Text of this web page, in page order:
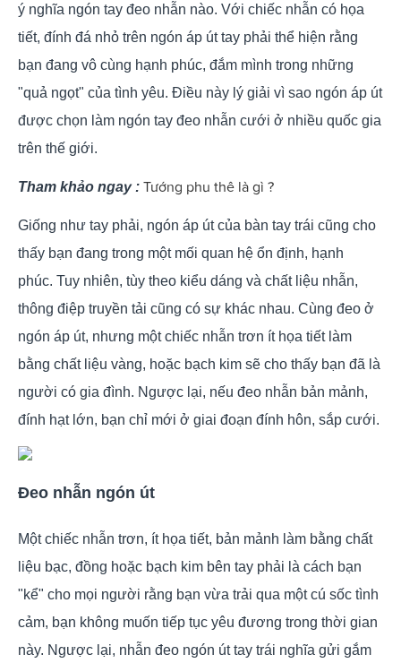
ý nghĩa ngón tay đeo nhẫn nào. Với chiếc nhẫn có họa
tiết, đính đá nhỏ trên ngón áp út tay phải thể hiện rằng
bạn đang vô cùng hạnh phúc, đắm mình trong những
"quả ngọt" của tình yêu. Điều này lý giải vì sao ngón áp út
được chọn làm ngón tay đeo nhẫn cưới ở nhiều quốc gia
trên thế giới.
Tham khảo ngay : Tướng phu thê là gì ?
Giống như tay phải, ngón áp út của bàn tay trái cũng cho
thấy bạn đang trong một mối quan hệ ổn định, hạnh
phúc. Tuy nhiên, tùy theo kiểu dáng và chất liệu nhẫn,
thông điệp truyền tải cũng có sự khác nhau. Cùng đeo ở
ngón áp út, nhưng một chiếc nhẫn trơn ít họa tiết làm
bằng chất liệu vàng, hoặc bạch kim sẽ cho thấy bạn đã là
người có gia đình. Ngược lại, nếu đeo nhẫn bản mảnh,
đính hạt lớn, bạn chỉ mới ở giai đoạn đính hôn, sắp cưới.
Đeo nhẫn ngón út
Một chiếc nhẫn trơn, ít họa tiết, bản mảnh làm bằng chất
liệu bạc, đồng hoặc bạch kim bên tay phải là cách bạn
"kể" cho mọi người rằng bạn vừa trải qua một cú sốc tình
cảm, bạn không muốn tiếp tục yêu đương trong thời gian
này. Ngược lại, nhẫn đeo ngón út tay trái nghĩa gửi gắm